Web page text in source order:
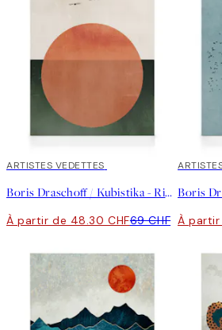
30%*
ARTISTES VEDETTES
Boris Draschoff / Kubistika - Rising Toile
À partir de 48.30 CHF69 CHF
30%*
À partir